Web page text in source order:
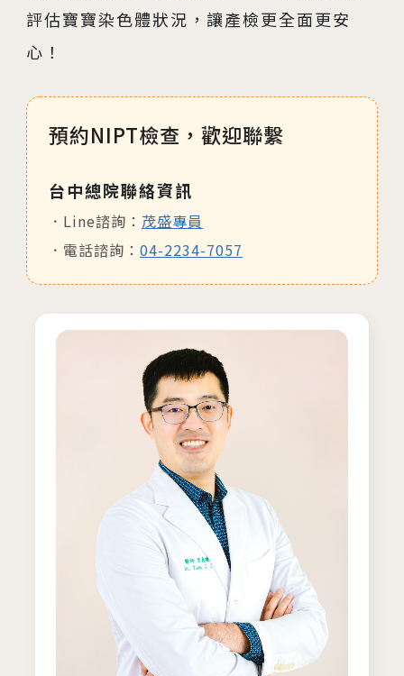
評估寶寶染色體狀況，讓產檢更全面更安
心！
預約NIPT檢查，歡迎聯繫
台中總院聯絡資訊
Line諮詢： 茂盛專員
電話諮詢： 04-2234-7057